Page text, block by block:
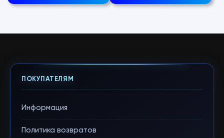
ПОКУПАТЕЛЯМ
Информация
Политика возвратов